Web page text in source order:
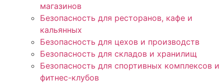
магазинов
Безопасность для ресторанов, кафе и
кальянных
Безопасность для цехов и производств
Безопасность для складов и хранилищ
Безопасность для спортивных комплексов и
фитнес-клубов